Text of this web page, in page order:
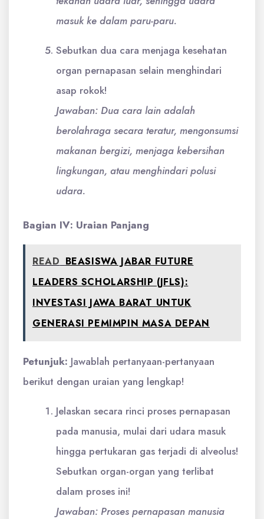
masuk ke dalam paru-paru.
Sebutkan dua cara menjaga kesehatan
organ pernapasan selain menghindari
asap rokok!
Jawaban: Dua cara lain adalah
berolahraga secara teratur, mengonsumsi
makanan bergizi, menjaga kebersihan
lingkungan, atau menghindari polusi
udara.
Bagian IV: Uraian Panjang
READ BEASISWA JABAR FUTURE
LEADERS SCHOLARSHIP (JFLS):
INVESTASI JAWA BARAT UNTUK
GENERASI PEMIMPIN MASA DEPAN
Petunjuk: Jawablah pertanyaan-pertanyaan
berikut dengan uraian yang lengkap!
Jelaskan secara rinci proses pernapasan
pada manusia, mulai dari udara masuk
hingga pertukaran gas terjadi di alveolus!
Sebutkan organ-organ yang terlibat
dalam proses ini!
Jawaban: Proses pernapasan manusia